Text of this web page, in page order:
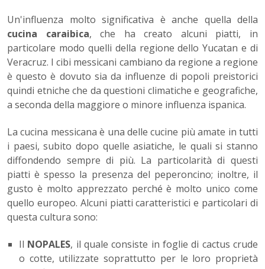
Un'influenza molto significativa è anche quella della
cucina caraibica, che ha creato alcuni piatti, in
particolare modo quelli della regione dello Yucatan e di
Veracruz. I cibi messicani cambiano da regione a regione
è questo è dovuto sia da influenze di popoli preistorici
quindi etniche che da questioni climatiche e geografiche,
a seconda della maggiore o minore influenza ispanica.
La cucina messicana è una delle cucine più amate in tutti
i paesi, subito dopo quelle asiatiche, le quali si stanno
diffondendo sempre di più. La particolarità di questi
piatti è spesso la presenza del peperoncino; inoltre, il
gusto è molto apprezzato perché è molto unico come
quello europeo. Alcuni piatti caratteristici e particolari di
questa cultura sono:
Il NOPALES, il quale consiste in foglie di cactus crude
o cotte, utilizzate soprattutto per le loro proprietà